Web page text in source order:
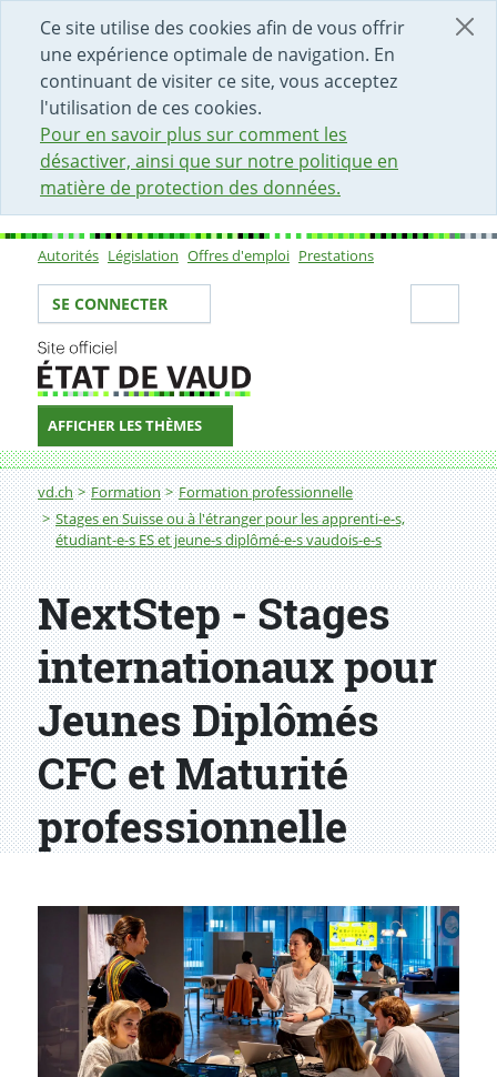
Ce site utilise des cookies afin de vous offrir
une expérience optimale de navigation. En
continuant de visiter ce site, vous acceptez
l'utilisation de ces cookies.
Pour en savoir plus sur comment les
désactiver, ainsi que sur notre politique en
matière de protection des données.
DÉBUT DU CONTENU DE LA PAGE
ACCÈS AU CHAMP DE RECHERCHE
PAGE D'ACCUEIL
FORMULAIRE DE CONTACT
Sous-navigation
Autorités Législation Offres d'emploi Prestations
Votre identité
SE CONNECTER
AFFICHER LES THÈMES
Fil d'Ariane
vd.ch Formation
Formation professionnelle
Stages en Suisse ou à l'étranger pour les apprenti-e-s,
étudiant-e-s ES et jeune-s diplômé-e-s vaudois-e-s
NextStep - Stages internationaux pour Jeunes
NextStep - Stages
internationaux pour
Jeunes Diplômés
CFC et Maturité
professionnelle